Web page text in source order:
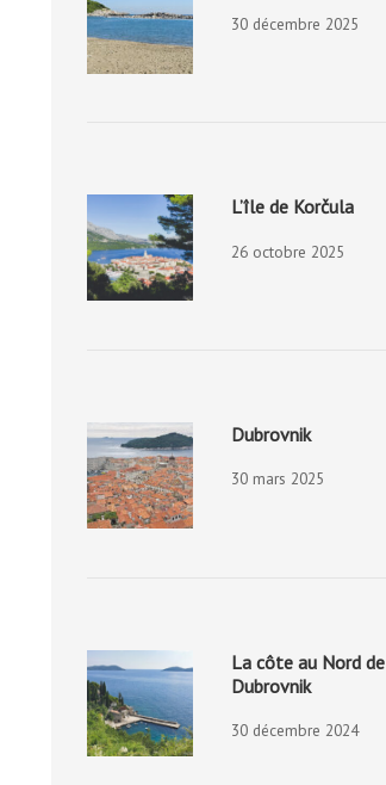
30 décembre 2025
L’île de Korčula
26 octobre 2025
Dubrovnik
30 mars 2025
La côte au Nord de
Dubrovnik
30 décembre 2024